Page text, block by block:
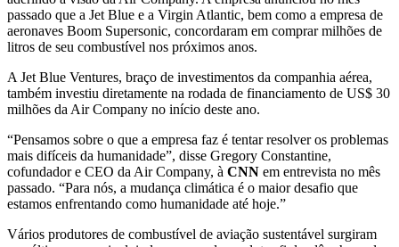
passado que a Jet Blue e a Virgin Atlantic, bem como a empresa de
aeronaves Boom Supersonic, concordaram em comprar milhões de
litros de seu combustível nos próximos anos.
A Jet Blue Ventures, braço de investimentos da companhia aérea,
também investiu diretamente na rodada de financiamento de US$ 30
milhões da Air Company no início deste ano.
“Pensamos sobre o que a empresa faz é tentar resolver os problemas
mais difíceis da humanidade”, disse Gregory Constantine,
cofundador e CEO da Air Company, à CNN em entrevista no mês
passado. “Para nós, a mudança climática é o maior desafio que
estamos enfrentando como humanidade até hoje.”
Vários produtores de combustível de aviação sustentável surgiram